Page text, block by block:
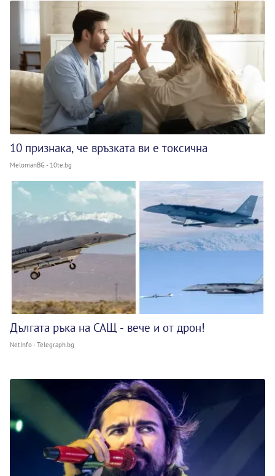
10 признака, че връзката ви е токсична
MelomanBG - 10te.bg
Дългата ръка на САЩ - вече и от дрон!
NetInfo - Telegraph.bg